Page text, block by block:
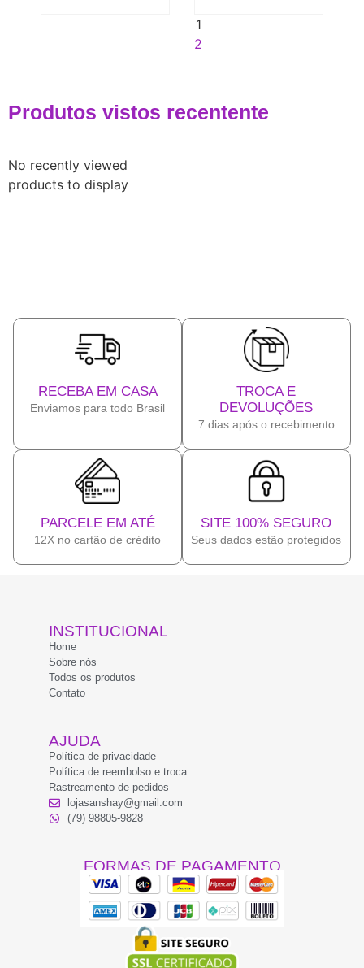
1
2
Produtos vistos recentente
No recently viewed
products to display
RECEBA EM CASA
Enviamos para todo Brasil
TROCA E
DEVOLUÇÕES
7 dias após o recebimento
PARCELE EM ATÉ
12X no cartão de crédito
SITE 100% SEGURO
Seus dados estão protegidos
INSTITUCIONAL
Home
Sobre nós
Todos os produtos
Contato
AJUDA
Política de privacidade
Política de reembolso e troca
Rastreamento de pedidos
lojasanshay@gmail.com
(79) 98805-9828
FORMAS DE PAGAMENTO